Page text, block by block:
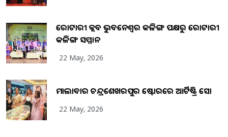
ରୋଟାରୀ କ୍ଲବ ଭୁବନେଶ୍ୱର କଳିଙ୍ଗ ପକ୍ଷରୁ ରୋଟାରୀ
କଳିଙ୍ଗ ସମ୍ମାନ
22 May, 2026
ମାଲାବାର ଚନ୍ଦ୍ରଶେଖରପୁର ଷ୍ଟୋରରେ ଆର୍ଟିଷ୍ଟ୍ରି ସୋ
22 May, 2026